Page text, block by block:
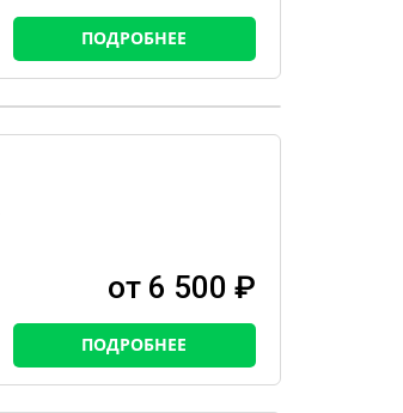
ПОДРОБНЕЕ
от 6 500 ₽
ПОДРОБНЕЕ